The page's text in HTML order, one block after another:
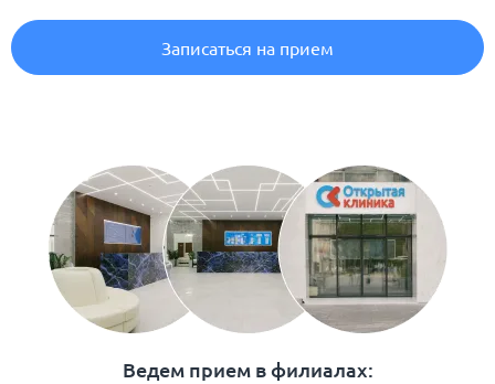
Ведем прием в филиалах:
Записаться на прием